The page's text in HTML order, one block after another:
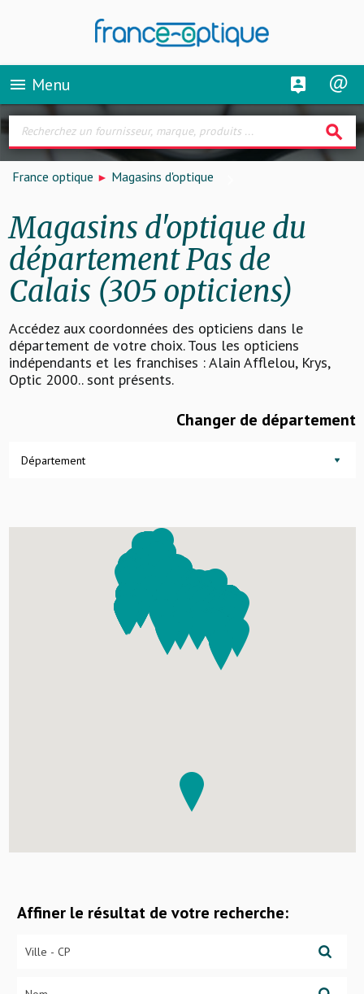
menu Menu
search
France optique Magasins d'optique
Magasins d'optique du
département Pas de
Calais (305 opticiens)
Accédez aux coordonnées des opticiens dans le
département de votre choix. Tous les opticiens
indépendants et les franchises : Alain Afflelou, Krys,
Optic 2000.. sont présents.
Changer de département
Département
Affiner le résultat de votre recherche: